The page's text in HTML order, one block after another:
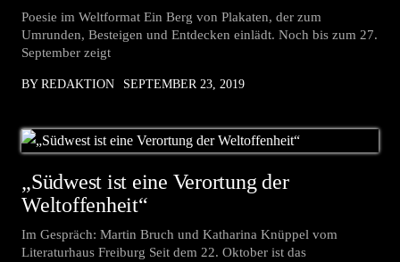
Poesie im Weltformat Ein Berg von Plakaten, der zum
Umrunden, Besteigen und Entdecken einlädt. Noch bis zum 27.
September zeigt
BY REDAKTION SEPTEMBER 23, 2019
„Südwest ist eine Verortung der
Weltoffenheit“
Im Gespräch: Martin Bruch und Katharina Knüppel vom
Literaturhaus Freiburg Seit dem 22. Oktober ist das